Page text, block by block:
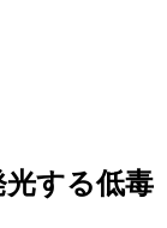
する低毒